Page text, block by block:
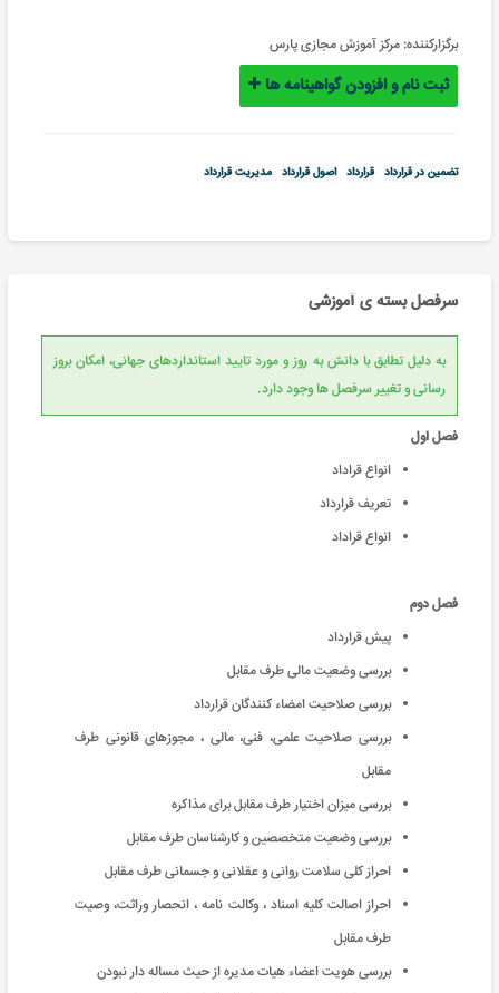
برگزارکننده: مرکز آموزش مجازی پارس
ثبت نام و افزودن گواهینامه ها
تضمین در قرارداد قرارداد اصول قرارداد مدیریت قرارداد
سرفصل بسته ی آموزشی
به دلیل تطابق با دانش به روز و مورد تایید استانداردهای جهانی، امکان بروز
رسانی و تغییر سرفصل ها وجود دارد.
فصل اول
انواع قراداد
تعریف قرارداد
انواع قراداد
فصل دوم
پیش قرارداد
بررسی وضعیت مالی طرف مقابل
بررسی صلاحیت امضاء کنندگان قرارداد
بررسی صلاحیت علمی، فنی، مالی ، مجوزهای قانونی طرف
مقابل
بررسی میزان اختیار طرف مقابل برای مذاکره
بررسی وضعیت متخصصین و کارشناسان طرف مقابل
احراز کلی سلامت روانی و عقلانی و جسمانی طرف مقابل
احراز اصالت کلیه اسناد ، وکالت نامه ، انحصار وراثت، وصیت
طرف مقابل
بررسی هویت اعضاء هیات مدیره از حیث مساله دار نبودن